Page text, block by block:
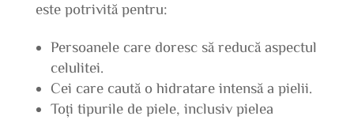
este potrivită pentru:
Persoanele care doresc să reducă aspectul
celulitei.
Cei care caută o hidratare intensă a pielii.
Toți tipurile de piele, inclusiv pielea